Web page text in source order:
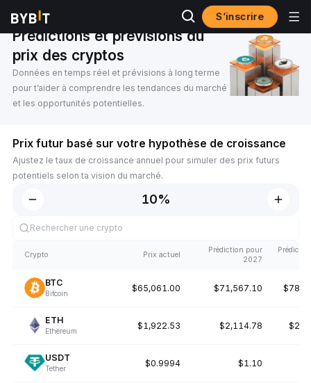
S’inscrire
Prédiction de prix
Prédictions et prévisions du
prix des cryptos
Données en temps réel et prévisions à long terme
pour t’aider à comprendre les tendances du marché
et les opportunités potentielles.
Prix futur basé sur votre hypothèse de croissance
Ajustez le taux de croissance annuel pour simuler des prix futurs
potentiels selon ta vision du marché.
Crypto Prix actuel
Prédiction pour
2027
BTC
Bitcoin
$65,061.00 $71,567.10
ETH
Ethereum
$1,922.53 $2,114.78
USDT
Tether
$0.9994 $1.10